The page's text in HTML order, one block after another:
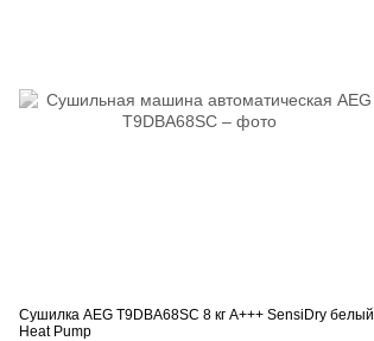
Сушилка AEG T9DBA68SC 8 кг A+++ SensiDry белый
Heat Pump